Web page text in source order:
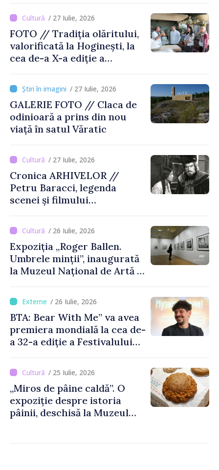
/ 27 Iulie, 2026
FOTO // Tradiția olăritului,
valorificată la Hoginești, la
cea de-a X-a ediție a
Vasile Gonciari”
/ 27 Iulie, 2026
GALERIE FOTO // Claca de
odinioară a prins din nou
viață în satul Văratic
/ 27 Iulie, 2026
Cronica ARHIVELOR //
Petru Baracci, legenda
scenei și filmului
/ 26 Iulie, 2026
Expoziția „Roger Ballen.
Umbrele minții”, inaugurată
la Muzeul Național de Artă al
/ 26 Iulie, 2026
BTA: Bear With Me” va avea
premiera mondială la cea de-
a 32-a ediție a Festivalului
august
/ 25 Iulie, 2026
„Miros de pâine caldă”. O
expoziție despre istoria
pâinii, deschisă la Muzeul